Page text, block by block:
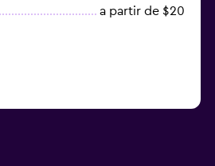
a partir de $20